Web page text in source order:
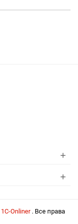
+
+
1С-Onliner . Все права